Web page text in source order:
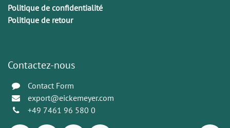
Politique de confidentialité
Politique de retour
Contactez-nous
Contact Form
export@eickemeyer.com
+49 7461 96 580 0